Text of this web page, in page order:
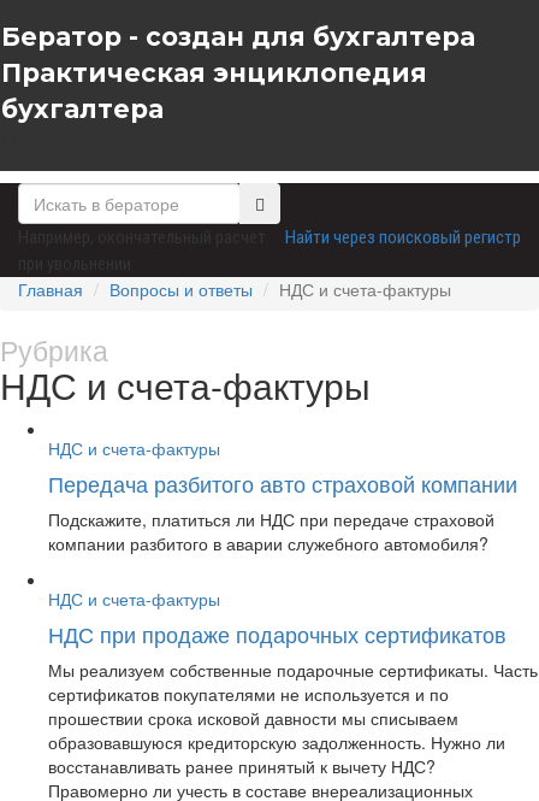
Бератор - создан для бухгалтера
Практическая энциклопедия
бухгалтера
Найти через поисковый регистр
Главная Вопросы и ответы НДС и счета-фактуры
Рубрика
НДС и счета-фактуры
НДС и счета-фактуры
Передача разбитого авто страховой компании
Подскажите, платиться ли НДС при передаче страховой
компании разбитого в аварии служебного автомобиля?
НДС и счета-фактуры
НДС при продаже подарочных сертификатов
Мы реализуем собственные подарочные сертификаты. Часть
сертификатов покупателями не используется и по
прошествии срока исковой давности мы списываем
образовавшуюся кредиторскую задолженность. Нужно ли
восстанавливать ранее принятый к вычету НДС?
Правомерно ли учесть в составе внереализационных